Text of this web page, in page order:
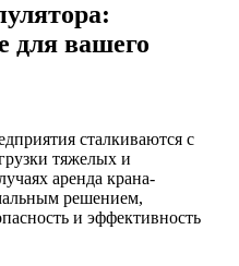
для вашего
сталкиваются с
тяжелых и
аренда крана-
решением,
и эффективность